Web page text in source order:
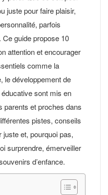
juste pour faire plaisir,
parfois
guide propose 10
attention et encourager
comme la
le développement de
éducative sont mis en
parents et proches dans
pistes, conseils
et, pourquoi pas,
surprendre, émerveiller
d’enfance.